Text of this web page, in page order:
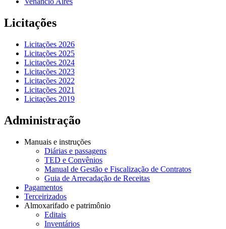
Licitações
Licitações 2026
Licitações 2025
Licitações 2024
Licitações 2023
Licitações 2022
Licitações 2021
Licitações 2019
Administração
Manuais e instruções
Diárias e passagens
TED e Convênios
Manual de Gestão e Fiscalização de Contratos
Guia de Arrecadação de Receitas
Pagamentos
Terceirizados
Almoxarifado e patrimônio
Editais
Inventários